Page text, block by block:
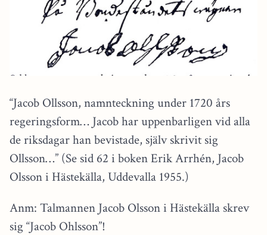
“Jacob Ollsson, namnteckning under 1720 års
regeringsform… Jacob har uppenbarligen vid alla
de riksdagar han bevistade, själv skrivit sig
Ollsson…” (Se sid 62 i boken Erik Arrhén, Jacob
Olsson i Hästekälla, Uddevalla 1955.)
Anm: Talmannen Jacob Olsson i Hästekälla skrev
sig “Jacob Ohlsson”!